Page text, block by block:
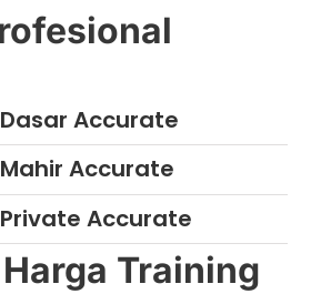
Accurate
Accurate
Accurate
Training